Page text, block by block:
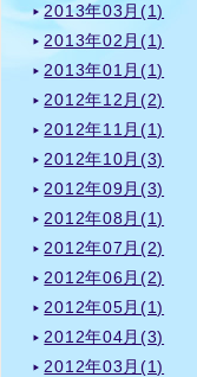
2013年03月(1)
2013年02月(1)
2013年01月(1)
2012年12月(2)
2012年11月(1)
2012年10月(3)
2012年09月(3)
2012年08月(1)
2012年07月(2)
2012年06月(2)
2012年05月(1)
2012年04月(3)
2012年03月(1)